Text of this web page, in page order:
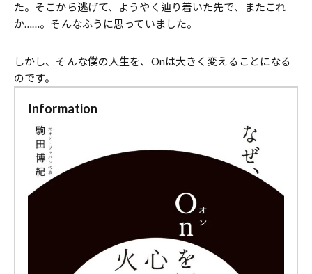
た。そこから逃げて、ようやく辿り着いた先で、またこれ
か……。そんなふうに思っていました。
しかし、そんな僕の人生を、Onは大きく変えることになる
のです。
Information